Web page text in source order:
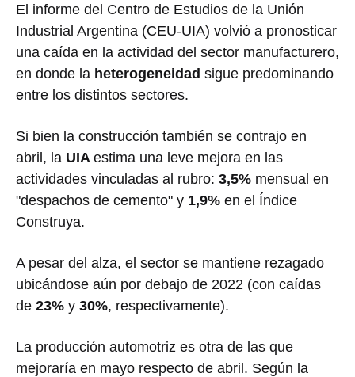
El informe del Centro de Estudios de la Unión
Industrial Argentina (CEU-UIA) volvió a pronosticar
una caída en la actividad del sector manufacturero,
en donde la heterogeneidad sigue predominando
entre los distintos sectores.
Si bien la construcción también se contrajo en
abril, la UIA estima una leve mejora en las
actividades vinculadas al rubro: 3,5% mensual en
"despachos de cemento" y 1,9% en el Índice
Construya.
A pesar del alza, el sector se mantiene rezagado
ubicándose aún por debajo de 2022 (con caídas
de 23% y 30%, respectivamente).
La producción automotriz es otra de las que
mejoraría en mayo respecto de abril. Según la